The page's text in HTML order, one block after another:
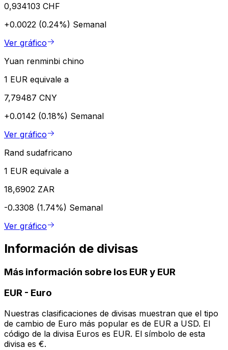
0,934103 CHF
+0.0022 (0.24%) Semanal
Ver gráfico
Yuan renminbi chino
1 EUR equivale a
7,79487 CNY
+0.0142 (0.18%) Semanal
Ver gráfico
Rand sudafricano
1 EUR equivale a
18,6902 ZAR
-0.3308 (1.74%) Semanal
Ver gráfico
Información de divisas
Más información sobre los EUR y EUR
EUR - Euro
Nuestras clasificaciones de divisas muestran que el tipo
de cambio de Euro más popular es de EUR a USD. El
código de la divisa Euros es EUR. El símbolo de esta
divisa es €.